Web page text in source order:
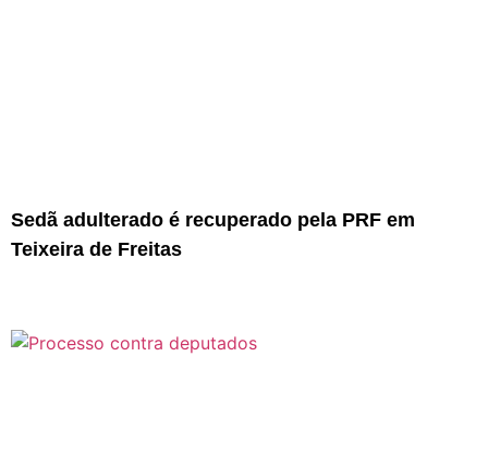
Sedã adulterado é recuperado pela PRF em
Teixeira de Freitas